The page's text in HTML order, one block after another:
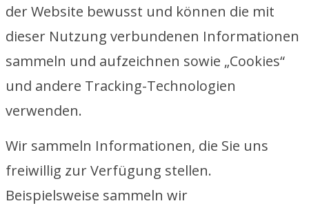
der Website bewusst und können die mit
dieser Nutzung verbundenen Informationen
sammeln und aufzeichnen sowie „Cookies“
und andere Tracking-Technologien
verwenden.
Wir sammeln Informationen, die Sie uns
freiwillig zur Verfügung stellen.
Beispielsweise sammeln wir